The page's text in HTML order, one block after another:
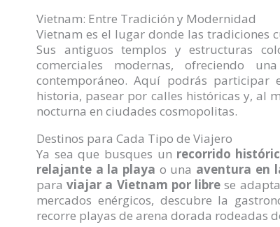
Vietnam: Entre Tradición y Modernidad
Vietnam es el lugar donde las tradiciones
Sus antiguos templos y estructuras
comerciales modernas, ofreciendo
contemporáneo. Aquí podrás participar
historia, pasear por calles históricas y, al
nocturna en ciudades cosmopolitas.
Destinos para Cada Tipo de Viajero
Ya sea que busques un recorrido
relajante a la playa o una aventura en
paraviajar a Vietnam por libre se
mercados enérgicos, descubre la
recorre playas de arena dorada rodeadas